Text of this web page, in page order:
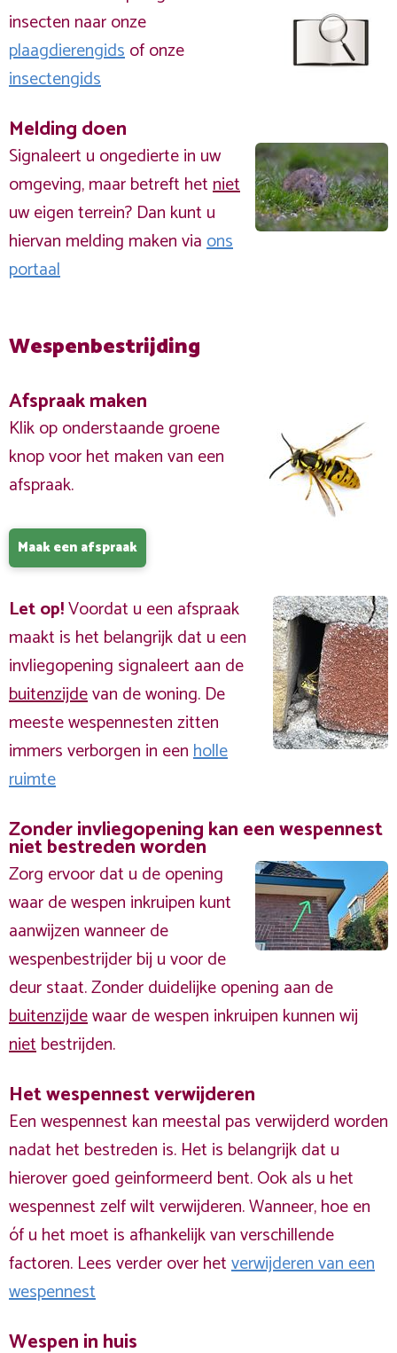
insecten naar onze
plaagdierengidsof onze
insectengids
Melding doen
Signaleert u ongedierte in uw
omgeving, maar betreft hetniet
uw eigen terrein? Dan kunt u
hiervan melding maken viaons
portaal
Wespenbestrijding
Afspraak maken
Klik op onderstaande groene
knop voor het maken van een
afspraak.
Maak een afspraak
Let op!Voordat u een afspraak
maakt is het belangrijk dat u een
invliegopening signaleert aan de
buitenzijdevan de woning. De
meeste wespennesten zitten
immers verborgen in eenholle
ruimte
Zonder invliegopening kan een wespennest
niet bestreden worden
Zorg ervoor dat u de opening
waar de wespen inkruipen kunt
aanwijzen wanneer de
wespenbestrijder bij u voor de
deur staat. Zonder duidelijke opening aan de
buitenzijdewaar de wespen inkruipen kunnen wij
nietbestrijden.
Het wespennest verwijderen
Een wespennest kan meestal pas verwijderd worden
nadat het bestreden is. Het is belangrijk dat u
hierover goed geinformeerd bent. Ook als u het
wespennest zelf wilt verwijderen. Wanneer, hoe en
óf u het moet is afhankelijk van verschillende
factoren. Lees verder over hetverwijderen van een
wespennest
Wespen in huis